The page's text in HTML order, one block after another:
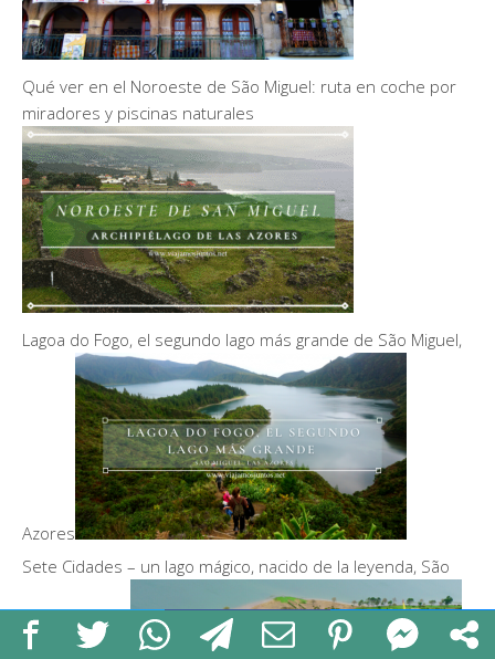
Qué ver en el Noroeste de São Miguel: ruta en coche por
miradores y piscinas naturales
Lagoa do Fogo, el segundo lago más grande de São Miguel,
Azores
Sete Cidades – un lago mágico, nacido de la leyenda, São